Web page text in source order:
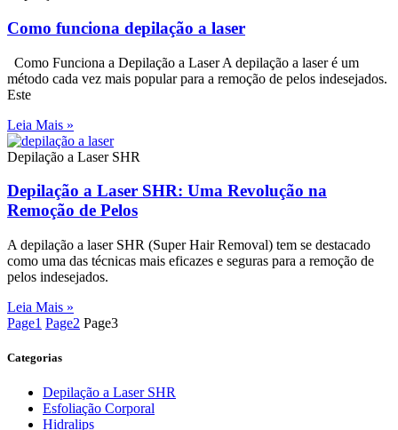
Como funciona depilação a laser
Como Funciona a Depilação a Laser A depilação a laser é um
método cada vez mais popular para a remoção de pelos indesejados.
Este
Leia Mais »
Depilação a Laser SHR
Depilação a Laser SHR: Uma Revolução na
Remoção de Pelos
A depilação a laser SHR (Super Hair Removal) tem se destacado
como uma das técnicas mais eficazes e seguras para a remoção de
pelos indesejados.
Leia Mais »
Page1 Page2 Page3
Categorias
Depilação a Laser SHR
Esfoliação Corporal
Hidralips